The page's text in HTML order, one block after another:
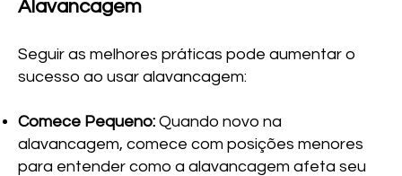
Alavancagem
Seguir as melhores práticas pode aumentar o
sucesso ao usar alavancagem:
Comece Pequeno: Quando novo na
alavancagem, comece com posições menores
para entender como a alavancagem afeta seu